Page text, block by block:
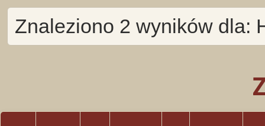
Znaleziono 2 wyników dla: